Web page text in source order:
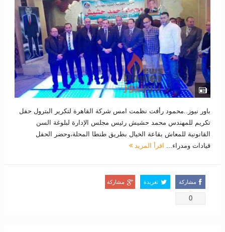
باور نيوز..محمود رأفت نظمت امس شركة القاهرة لتكرير البترول حفل
تكريم للمهندس محمد حشيش رئيس مجلس الإدارة لبلوغة السن
القانونية للمعاش بقاعة الخيال بطريق طنطا المحلة،وحضر الحفل
قيادات ومدراء... اقرأ المزيد
مشاركة
0
تغريدة مشاركة